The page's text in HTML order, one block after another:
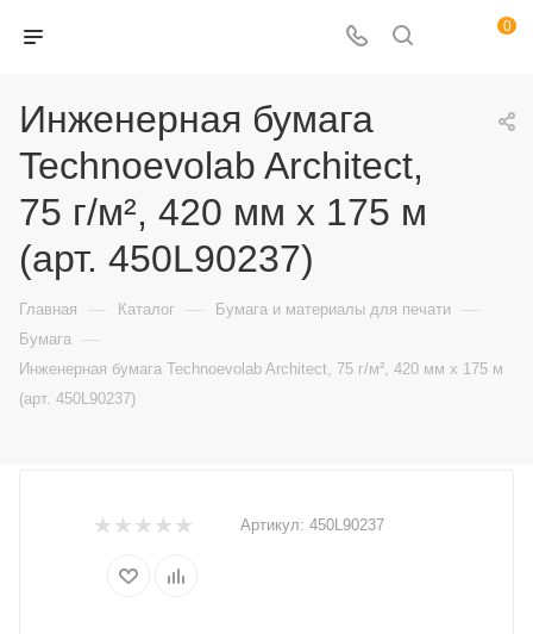
0
Инженерная бумага
Technoevolab Architect,
75 г/м², 420 мм х 175 м
(арт. 450L90237)
Главная — Каталог — Бумага и материалы для печати —
Бумага —
Инженерная бумага Technoevolab Architect, 75 г/м², 420 мм х 175 м
(арт. 450L90237)
Артикул: 450L90237